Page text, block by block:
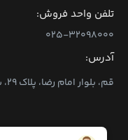
تلفن واحد فروش:
۰۲۵-۳۲۰۹۸۰۰۰
آدرس:
قم، بلوار امام رضا، پلاک ۲۹، ساختمان امام رضا، طبقه ۳، واحد ۷